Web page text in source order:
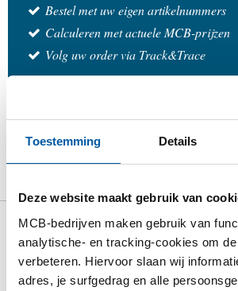
Toestemming Details
Deze website maakt gebruik van
MCB-bedrijven maken gebruik van
analytische- en tracking-cookies om
verbeteren. Hiervoor slaan wij
adres, je surfgedrag en alle
Bestel met uw eigen artikelnummers
Calculeren met actuele MCB-prijzen
Volg uw order via Track&Trace
Product Product omschrijving
Bruto prijslijst: Rvs
900 warmgewalst